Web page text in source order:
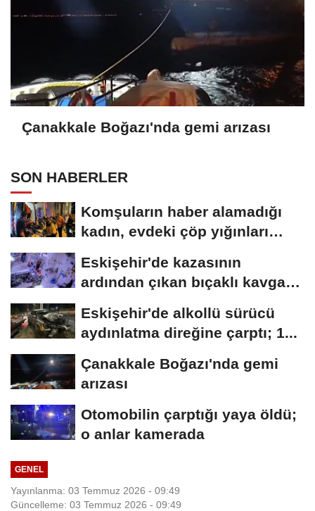
Çanakkale Boğazı'nda gemi arızası
SON HABERLER
Komşuların haber alamadığı
kadın, evdeki çöp yığınları
Eskişehir'de kazasının
ardından çıkan bıçaklı kavga
Eskişehir'de alkollü sürücü
aydınlatma direğine çarptı; 1...
Çanakkale Boğazı'nda gemi
arızası
Otomobilin çarptığı yaya öldü;
o anlar kamerada
GENEL
Yayınlanma: 03 Temmuz 2026 - 09:49
Güncelleme: 03 Temmuz 2026 - 09:49